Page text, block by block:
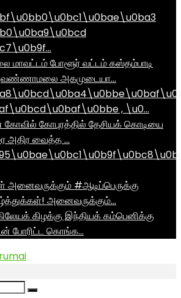
மாவட்டம் போளூர் வட்டம் கஸ்தம்பாடி
அகமுடையா…
, \u0…
கோபுரத்தில் தேசியக் கொடியை
அதிர வைத்த …
அனைவருக்கும் #ஆடிப்பெருக்கு
அனைவருக்கும்…
கிழக்கு இந்தியக் கம்பெனிக்கு
போரிட்ட கொங்க…